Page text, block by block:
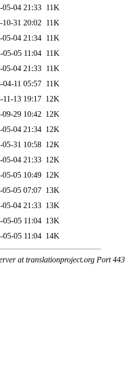
05-04 21:33 11K
10-31 20:02
11K
05-04 21:34 11K
05-05 11:04 11K
05-04 21:33 11K
04-11 05:57 11K
11-13 19:17 12K
09-29 10:42 12K
05-04 21:34 12K
05-31 10:58 12K
05-04 21:33 12K
05-05 10:49 12K
05-05 07:07 13K
05-04 21:33 13K
05-05 11:04 13K
05-05 11:04 14K
at translationproject.org Port 443